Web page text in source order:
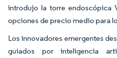
introdujo la torre endoscópica
opciones de precio medio para
Los innovadores emergentes
guiados por inteligencia